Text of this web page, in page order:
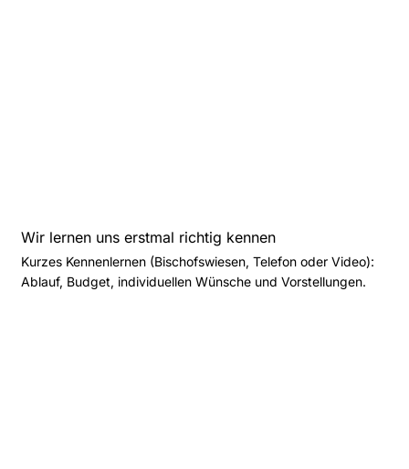
Wir lernen uns erstmal richtig kennen
Kurzes Kennenlernen (Bischofswiesen, Telefon oder Video):
Ablauf, Budget, individuellen Wünsche und Vorstellungen.